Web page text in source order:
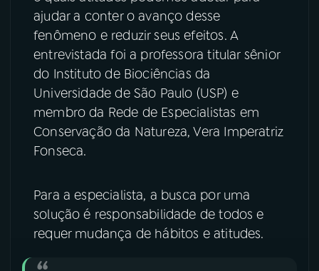
ACOMPANHE A RÁDIO NACIONAL
YouTube Facebook
Instagram
TikTok
ajudar a conter o avanço desse
fenômeno e reduzir seus efeitos. A
entrevistada foi a professora titular sênior
do Instituto de Biociências da
Universidade de São Paulo (USP) e
membro da Rede de Especialistas em
Conservação da Natureza, Vera Imperatriz
Fonseca.
Para a especialista, a busca por uma
solução é responsabilidade de todos e
requer mudança de hábitos e atitudes.